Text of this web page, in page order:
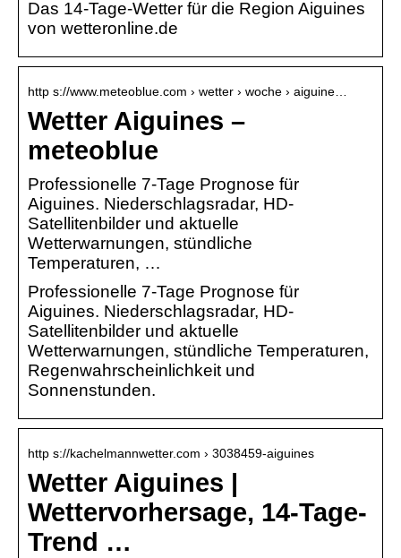
Das 14-Tage-Wetter für die Region Aiguines
von wetteronline.de
http s://www.meteoblue.com › wetter › woche › aiguine…
Wetter Aiguines –
meteoblue
Professionelle 7-Tage Prognose für
Aiguines. Niederschlagsradar, HD-
Satellitenbilder und aktuelle
Wetterwarnungen, stündliche
Temperaturen, …
Professionelle 7-Tage Prognose für
Aiguines. Niederschlagsradar, HD-
Satellitenbilder und aktuelle
Wetterwarnungen, stündliche Temperaturen,
Regenwahrscheinlichkeit und
Sonnenstunden.
http s://kachelmannwetter.com › 3038459-aiguines
Wetter Aiguines |
Wettervorhersage, 14-Tage-
Trend …